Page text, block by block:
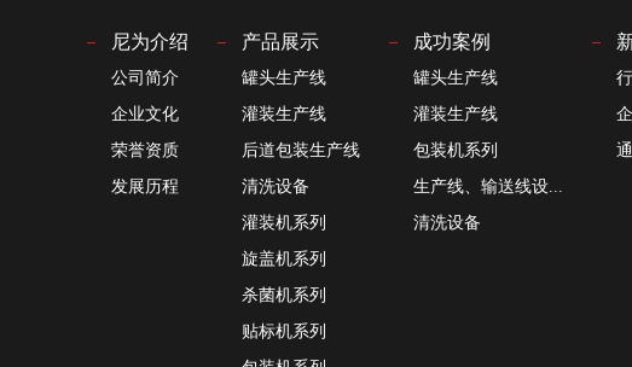
尼为介绍
公司简介
企业文化
荣誉资质
发展历程
产品展示
罐头生产线
灌装生产线
后道包装生产线
清洗设备
灌装机系列
旋盖机系列
杀菌机系列
贴标机系列
成功案例
罐头生产线
灌装生产线
包装机系列
生产线、输送线设...
清洗设备